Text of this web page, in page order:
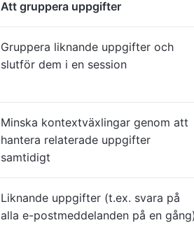
Att gruppera uppgifter
Gruppera liknande uppgifter och
slutför dem i en session
Minska kontextväxlingar genom att
hantera relaterade uppgifter
samtidigt
Liknande uppgifter (t.ex. svara på
alla e-postmeddelanden på en gång)